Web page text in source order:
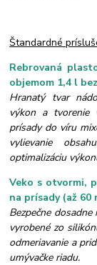
Štandardné
Rebrovaná
objemom 1,4 l
Hranatý tvar
výkon a tvorenie
prísady do víru
vylievanie
optimalizáciu
Veko s otvormi,
na prísady (až 60
Bezpečne
vyrobené zo
odmeriavanie a
umývačke riadu.